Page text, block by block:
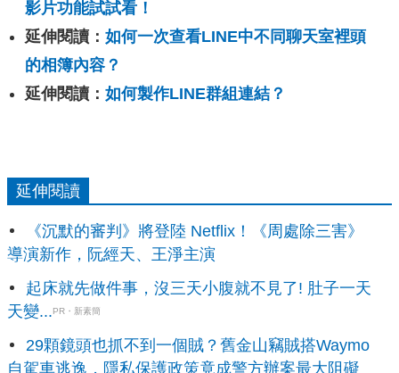
影片功能試試看！
延伸閱讀： 如何一次查看LINE中不同聊天室裡頭
的相簿內容？
延伸閱讀： 如何製作LINE群組連結？
延伸閱讀
《沉默的審判》將登陸 Netflix！《周處除三害》
導演新作，阮經天、王淨主演
起床就先做件事，沒三天小腹就不見了! 肚子一天
天變... PR・新素簡
29顆鏡頭也抓不到一個賊？舊金山竊賊搭Waymo
自駕車逃逸，隱私保護政策竟成警方辦案最大阻礙